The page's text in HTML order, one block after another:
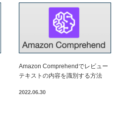
Amazon Comprehendでレビュー
テキストの内容を識別する方法
2022.06.30